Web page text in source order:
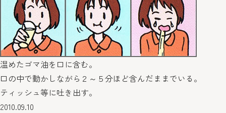
温めたゴマ油を口に含む。
口の中で動かしながら２～５分ほど含んだままでいる。
ティッシュ等に吐き出す。
2010.09.10